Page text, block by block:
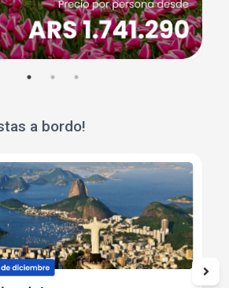
a bordo!